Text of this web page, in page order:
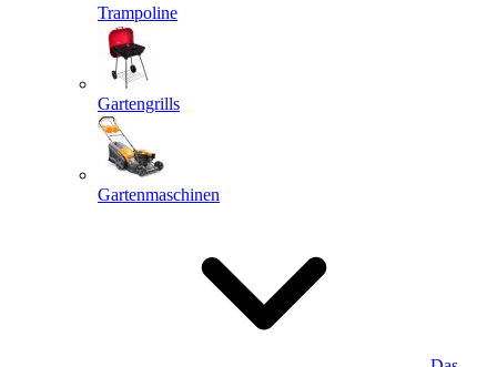
Trampoline
Gartengrills
Gartenmaschinen